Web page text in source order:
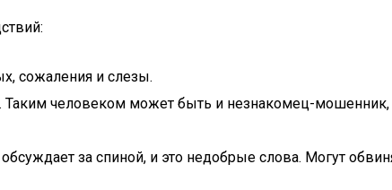
сожаления и слезы.
человеком может быть и незнакомец-мошенник,
за спиной, и это недобрые слова. Могут